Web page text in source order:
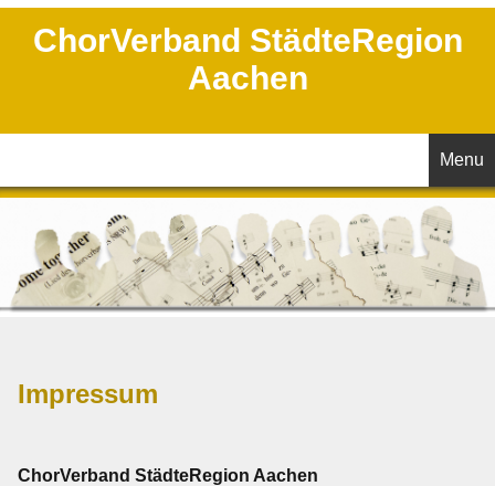
ChorVerband StädteRegion
Aachen
Menu
Startseite
Aktuelles
Chöre
Impressum
ChorVerband StädteRegion Aachen